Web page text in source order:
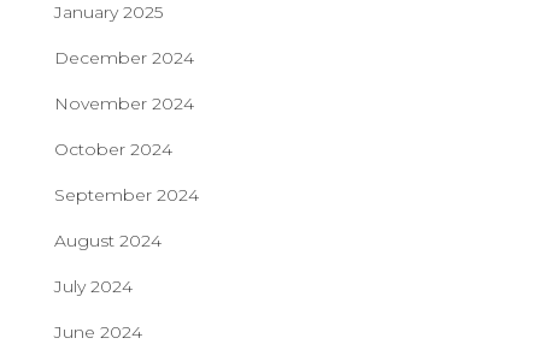
January 2025
December 2024
November 2024
October 2024
September 2024
August 2024
July 2024
June 2024